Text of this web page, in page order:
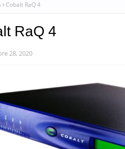
Cobalt RaQ 4
RaQ 4
28, 2020